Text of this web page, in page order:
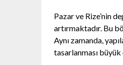
Pazar ve Rize’nin
artırmaktadır. Bu
Aynı zamanda,
tasarlanması büyük